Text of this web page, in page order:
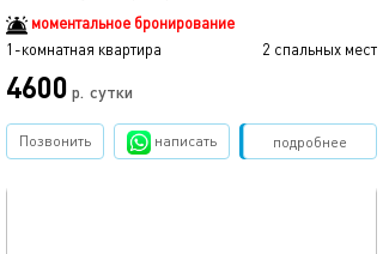
моментальное бронирование
1-комнатная квартира
2 спальных мест
4600 р. сутки
подробнее
Позвонить написать Забронировать